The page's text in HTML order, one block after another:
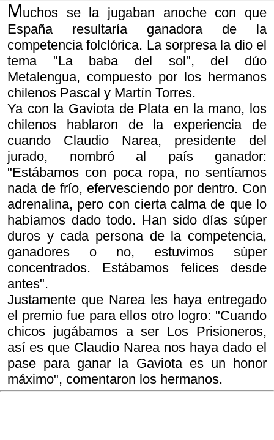
Muchos se la jugaban anoche con que
España resultaría ganadora de la
competencia folclórica. La sorpresa la dio el
tema "La baba del sol", del dúo
Metalengua, compuesto por los hermanos
chilenos Pascal y Martín Torres.
Ya con la Gaviota de Plata en la mano, los
chilenos hablaron de la experiencia de
cuando Claudio Narea, presidente del
jurado, nombró al país ganador:
"Estábamos con poca ropa, no sentíamos
nada de frío, efervesciendo por dentro. Con
adrenalina, pero con cierta calma de que lo
habíamos dado todo. Han sido días súper
duros y cada persona de la competencia,
ganadores o no, estuvimos súper
concentrados. Estábamos felices desde
antes".
Justamente que Narea les haya entregado
el premio fue para ellos otro logro: "Cuando
chicos jugábamos a ser Los Prisioneros,
así es que Claudio Narea nos haya dado el
pase para ganar la Gaviota es un honor
máximo", comentaron los hermanos.